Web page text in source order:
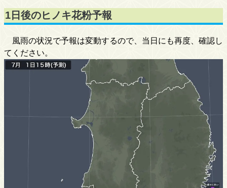
1日後のヒノキ花粉予報
風雨の状況で予報は変動するので、当日にも再度、確認し
てください。